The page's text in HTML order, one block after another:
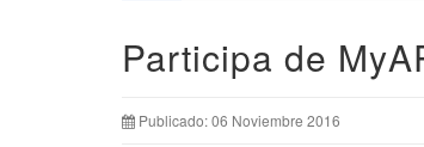
Participa de
Publicado: 06 Noviembre 2016